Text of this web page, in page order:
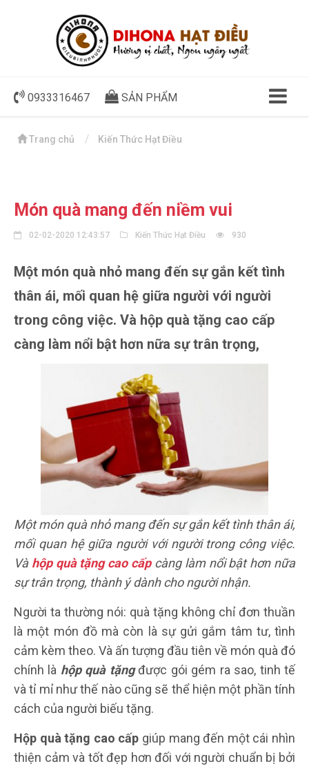
0933316467 SẢN PHẨM
Trang chủ Kiến Thức Hạt Điều
Món quà mang đến niềm vui
02-02-2020 12:43:57 Kiến Thức Hạt Điều 930
Một món quà nhỏ mang đến sự gắn kết tình
thân ái, mối quan hệ giữa người với người
trong công việc. Và hộp quà tặng cao cấp
càng làm nổi bật hơn nữa sự trân trọng,
Một món quà nhỏ mang đến sự gắn kết tình thân ái,
mối quan hệ giữa người với người trong công việc.
Và hộp quà tặng cao cấpcàng làm nổi bật hơn nữa
sự trân trọng, thành ý dành cho người nhận.
Người ta thường nói: quà tặng không chỉ đơn thuần
là một món đồ mà còn là sự gửi gắm tâm tư, tình
cảm kèm theo. Và ấn tượng đầu tiên về món quà đó
chính là hộp quà tặngđược gói gém ra sao, tinh tế
và tỉ mỉ như thế nào cũng sẽ thể hiện một phần tính
cách của người biếu tặng.
Hộp quà tặng cao cấp giúp mang đến một cái nhìn
thiện cảm và tốt đẹp hơn đối với người chuẩn bị bởi